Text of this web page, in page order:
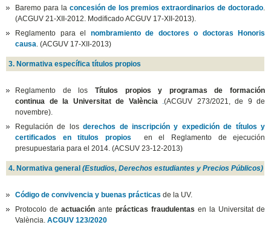
Baremo para la concesión de los premios extraordinarios de doctorado
(ACGUV 21-XII-2012. Modificado ACGUV 17-XII-2013).
Reglamento para el nombramiento de doctores o doctoras Honoris
causa . (ACGUV 17-XII-2013)
3. Normativa específica títulos propios
Reglamento de los Títulos propios y programas de formación
continua de la Universitat de València
.(ACGUV 273/2021, de 9 de
novembre).
Regulación de losderechos de inscripción y expedición de títulos y
certificados en titulos propios
en el Reglamento de ejecución
presupuestaria para el 2014. (ACSUV 23-12-2013)
4. Normativa general(Estudios, Derechos estudiantes y Precios Públicos)
Código de convivencia y buenas prácticas de la UV.
Protocolo deactuación anteprácticas fraudulentas en la Universitat de
València.ACGUV 123/2020